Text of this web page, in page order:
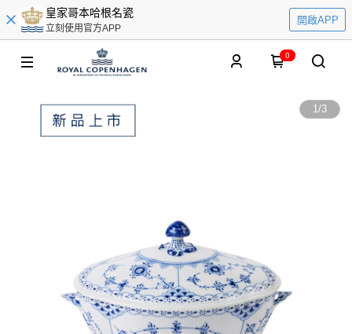
皇家哥本哈根名瓷
立刻使用官方APP
開啟APP
0
1/3